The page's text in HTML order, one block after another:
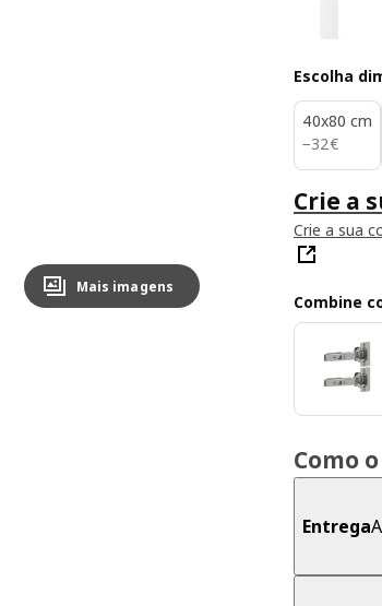
Mais imagens
Escolha
40x80 cm
−32€
32€
Crie a
Crie a sua
Combine
Como
Entrega